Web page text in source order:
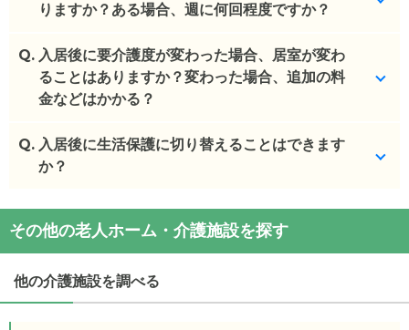
りますか？ある場合、週に何回程度ですか？
健康器具やマッサージ器具を自由にご利用できま
す。
Q. 入居後に要介護度が変わった場合、居室が変わ
ることはありますか？変わった場合、追加の料
金などはかかる？
お身体の状態によっては移動がございます。追加料
金はありません。
Q. 入居後に生活保護に切り替えることはできます
か？
不可です。
その他の老人ホーム・介護施設を探す
他の介護施設を調べる